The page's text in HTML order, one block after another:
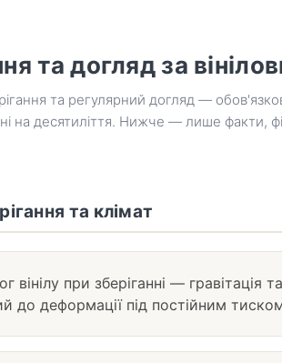
та догляд за
та регулярний догляд —
на десятиліття. Нижче — лише факти,
та клімат
вінілу при зберіганні — гравітація
до деформації під постійним